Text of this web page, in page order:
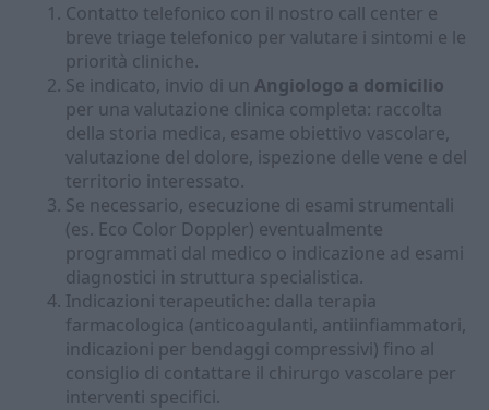
Contatto telefonico con il nostro call center e
breve triage telefonico per valutare i sintomi e le
priorità cliniche.
Se indicato, invio di un Angiologo a domicilio
per una valutazione clinica completa: raccolta
della storia medica, esame obiettivo vascolare,
valutazione del dolore, ispezione delle vene e del
territorio interessato.
Se necessario, esecuzione di esami strumentali
(es. Eco Color Doppler) eventualmente
programmati dal medico o indicazione ad esami
diagnostici in struttura specialistica.
Indicazioni terapeutiche: dalla terapia
farmacologica (anticoagulanti, antiinfiammatori,
indicazioni per bendaggi compressivi) fino al
consiglio di contattare il chirurgo vascolare per
interventi specifici.